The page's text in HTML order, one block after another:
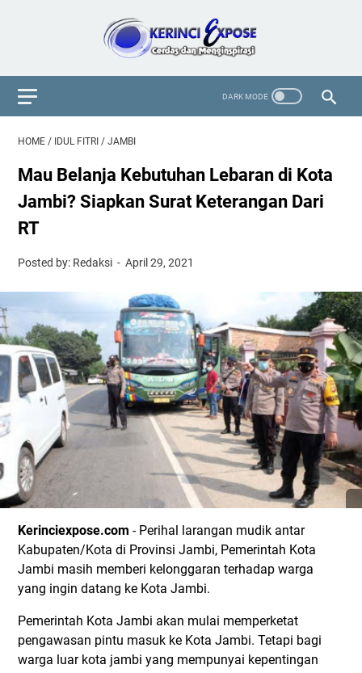
HOME / IDUL FITRI / JAMBI
Mau Belanja Kebutuhan Lebaran di Kota
Jambi? Siapkan Surat Keterangan Dari
RT
Posted by: Redaksi April 29, 2021
Kerinciexpose.com - Perihal larangan mudik antar
Kabupaten/Kota di Provinsi Jambi, Pemerintah Kota
Jambi masih memberi kelonggaran terhadap warga
yang ingin datang ke Kota Jambi.
Pemerintah Kota Jambi akan mulai memperketat
pengawasan pintu masuk ke Kota Jambi. Tetapi bagi
warga luar kota jambi yang mempunyai kepentingan